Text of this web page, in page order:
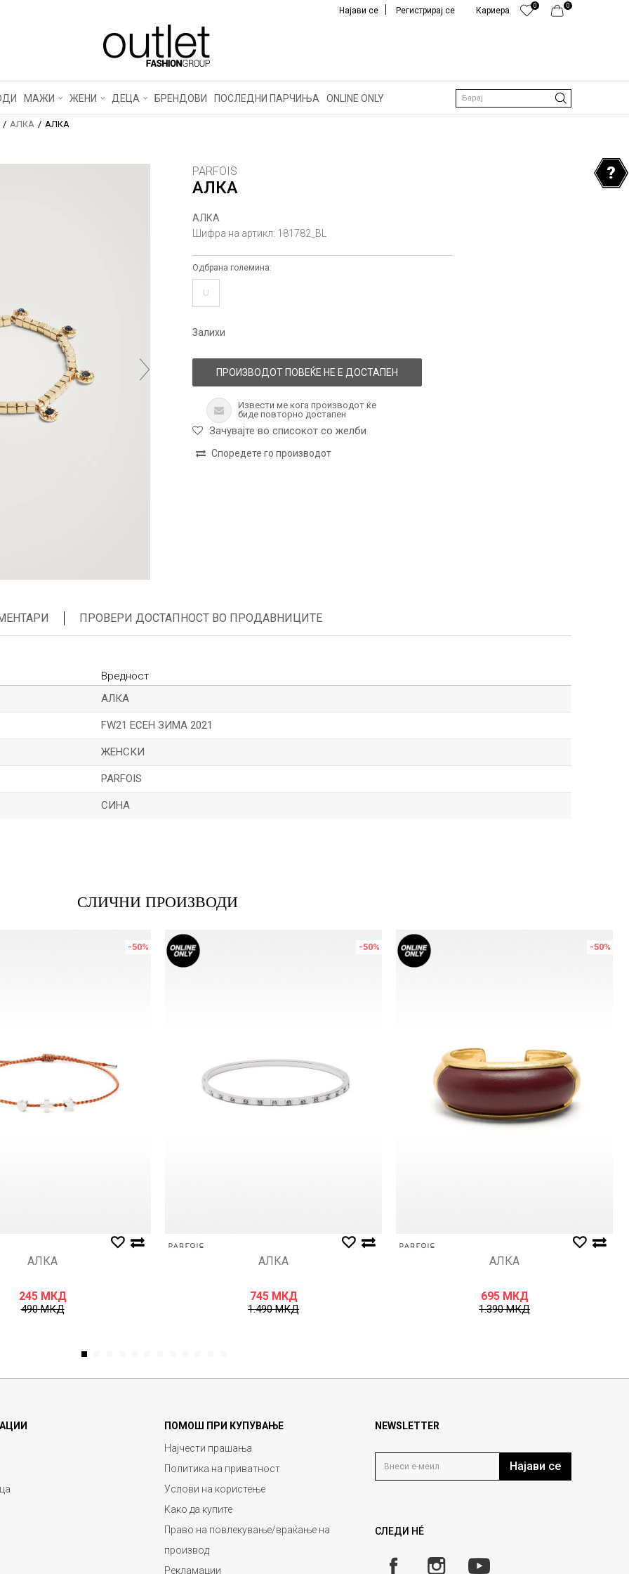
0
0
Кариера
Најави се Регистрирај се
МАЖИ ЖЕНИ ДЕЦА БРЕНДОВИ ПОСЛЕДНИ ПАРЧИЊА ONLINE ONLY Барај
АЛКА АЛКА
PARFOIS
АЛКА
АЛКА
Шифра на артикл: 181782_BL
Одбрана големина:
U
Залихи
ПРОИЗВОДОТ ПОВЕЌЕ НЕ Е ДОСТАПЕН
Извести ме кога производот ќе
биде повторно достапен
Зачувајте во списокот со желби
Споредете го производот
ПРОВЕРИ ДОСТАПНОСТ ВО ПРОДАВНИЦИТЕ
Вредност
АЛКА
FW21 ЕСЕН ЗИМА 2021
ЖЕНСКИ
PARFOIS
СИНА
СЛИЧНИ ПРОИЗВОДИ
-50%
АЛКА
245 МКД
490МКД
-50%
АЛКА
745 МКД
1.490МКД
-50%
АЛКА
695 МКД
1.390МКД
1
ПОМОШ ПРИ КУПУВАЊЕ
Најчести прашања
Политика на приватност
Услови на користење
Како да купите
Право на повлекување/враќање на
производ
Рекламации
NEWSLETTER
Најави се
СЛЕДИ НÉ